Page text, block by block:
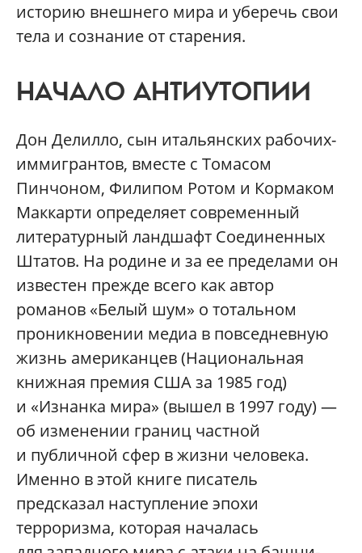
историю внешнего мира и уберечь свои
тела и сознание от старения.
НАЧАЛО АНТИУТОПИИ
Дон Делилло, сын итальянских рабочих-
иммигрантов, вместе с Томасом
Пинчоном, Филипом Ротом и Кормаком
Маккарти определяет современный
литературный ландшафт Соединенных
Штатов. На родине и за ее пределами он
известен прежде всего как автор
романов «Белый шум» о тотальном
проникновении медиа в повседневную
жизнь американцев (Национальная
книжная премия США за 1985 год)
и «Изнанка мира» (вышел в 1997 году) —
об изменении границ частной
и публичной сфер в жизни человека.
Именно в этой книге писатель
предсказал наступление эпохи
терроризма, которая началась